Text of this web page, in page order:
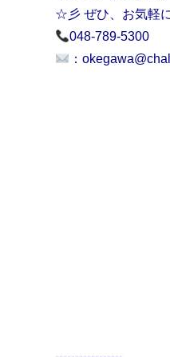
☆彡 ぜひ、お気軽
048-789-5300
：